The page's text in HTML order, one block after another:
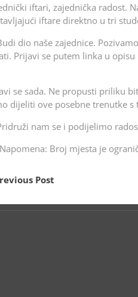
iftari, zajednička radost.
iftare direktno u tri
dio naše zajednice.
Prijavi se putem linka u
se sada. Ne propusti priliku
dijeliti ove posebne trenutke s
nam se i podijelimo
Broj mjesta je
Post